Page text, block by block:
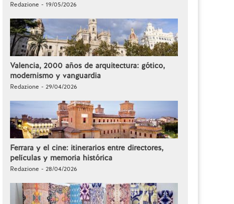
Redazione - 19/05/2026
Valencia, 2000 años de arquitectura: gótico,
modernismo y vanguardia
Redazione - 29/04/2026
Ferrara y el cine: itinerarios entre directores,
películas y memoria histórica
Redazione - 28/04/2026